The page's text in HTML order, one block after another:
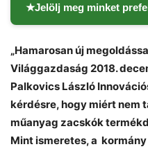
★Jelölj meg minket
„Hamarosan új
Világgazdaság 2018.
Palkovics László
kérdésre, hogy miért nem
műanyag zacskók
Mint ismeretes, a
Helló! Miben segíthetek ma?